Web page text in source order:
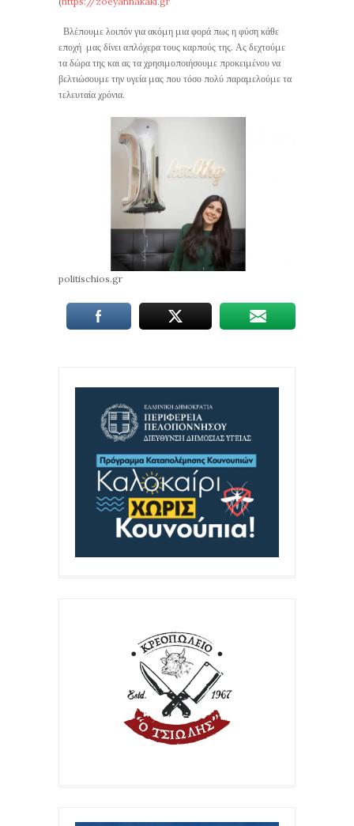
Βλέπουμε λοιπόν για ακόμη μια φορά πως η φύση κάθε
εποχή μας δίνει απλόχερα τους καρπούς της. Ας δεχτούμε
τα δώρα της και ας τα χρησιμοποιήσουμε προκειμένου να
βελτιώσουμε την υγεία μας που τόσο πολύ παραμελούμε τα
τελευταία χρόνια.
politischios.gr